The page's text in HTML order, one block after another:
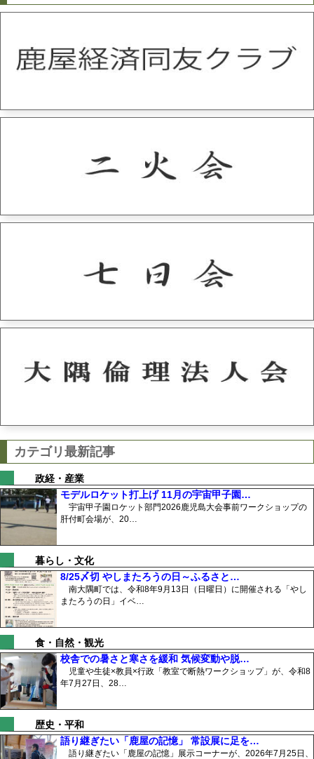
カテゴリ最新記事
政経・産業
モデルロケット打上げ 11月の宇宙甲子園…
宇宙甲子園ロケット部門2026鹿児島大会事前ワークショップの
肝付町会場が、20…
暮らし・文化
8/25〆切 やしまたろうの日～ふるさと…
南大隅町では、令和8年9月13日（日曜日）に開催される「やし
またろうの日」イベ…
食・自然・観光
校舎での暑さと寒さを緩和 気候変動や脱…
児童や生徒×教員×行政「教室で断熱ワークショップ」が、令和8
年7月27日、28…
歴史・平和
語り継ぎたい「鹿屋の記憶」 常設展に足を…
語り継ぎたい「鹿屋の記憶」展示コーナーが、2026年7月25日、